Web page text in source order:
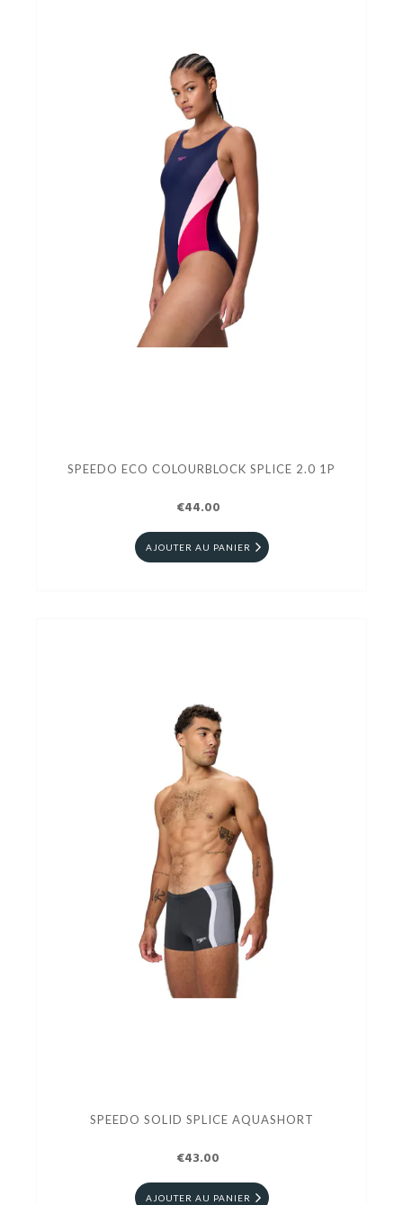
SPEEDO ECO COLOURBLOCK SPLICE 2.0 1P
€44.00
AJOUTER AU PANIER
SPEEDO SOLID SPLICE AQUASHORT
€43.00
AJOUTER AU PANIER